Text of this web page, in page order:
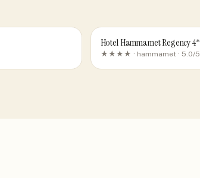
Hotel Hammamet Regency 4*
★★★★ · hammamet· 5.0/5